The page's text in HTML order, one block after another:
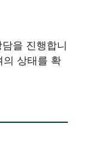
을 진행합니
의 상태를 확